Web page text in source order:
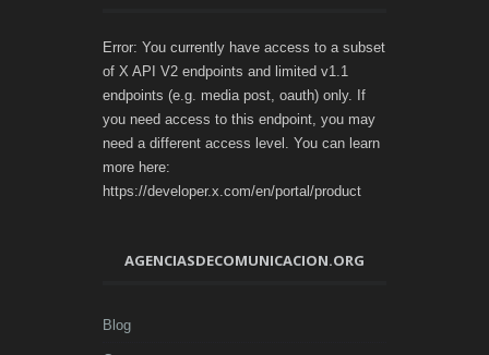
Error: You currently have access to a subset
of X API V2 endpoints and limited v1.1
endpoints (e.g. media post, oauth) only. If
you need access to this endpoint, you may
need a different access level. You can learn
more here:
https://developer.x.com/en/portal/product
AGENCIASDECOMUNICACION.ORG
Blog